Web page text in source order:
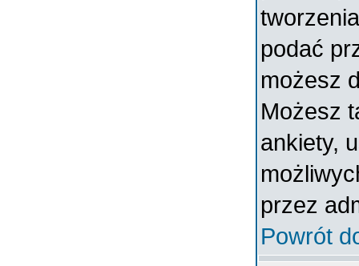
podać
możesz
Możesz
ankiety,
przez
Powrót